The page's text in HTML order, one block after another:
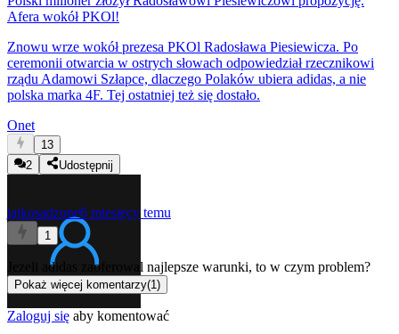
Afera wokół PKOl!
Znowu wrze wokół prezesa PKOl Radosława Piesiewicza. Po
ceremonii otwarcia w ostrych słowach odpowiedział rzecznikowi
rządu Adamowi Szłapce, dlaczego Polaków ubiera adidas, a nie
polska marka 4F. Tej ostatniej też się dostało.
Onet
13
2
Udostępnij
jajkosadzone6 miesięcy temu
1
Jezeli adidas zaoferowal najlepsze warunki, to w czym problem?
Pokaż więcej komentarzy(1)
Zaloguj się aby komentować